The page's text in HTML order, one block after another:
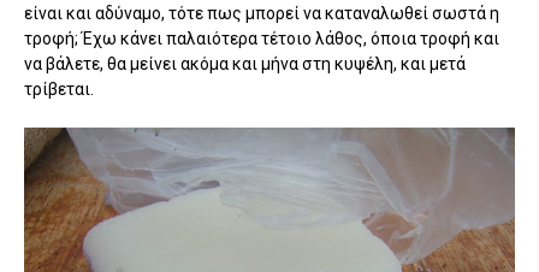
είναι και αδύναμο, τότε πως μπορεί να καταναλωθεί σωστά η
τροφή; Έχω κάνει παλαιότερα τέτοιο λάθος, όποια τροφή και
να βάλετε, θα μείνει ακόμα και μήνα στη κυψέλη, και μετά
τρίβεται.